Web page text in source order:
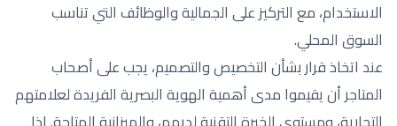
الاستخدام، مع التركيز على الجمالية والوظائف التي تناسب
السوق المحلي.
عند اتخاذ قرار بشأن التخصيص والتصميم، يجب على أصحاب
المتاجر أن يقيموا مدى أهمية الهوية البصرية الفريدة لعلامتهم